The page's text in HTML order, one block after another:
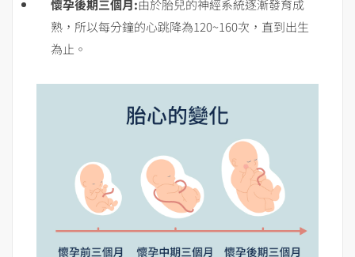
懷孕後期三個月:由於胎兒的神經系統逐漸發育成
熟，所以每分鐘的心跳降為120~160次，直到出生
為止。